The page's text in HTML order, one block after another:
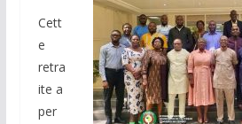
Cett
e
retra
ite a
per